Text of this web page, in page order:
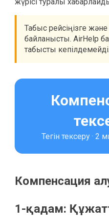
Табыс рейсіңізге
байланысты. AirHelp
табысты кепілдемейді.
Тегін тексеру · 2
Компенсация
1-қадам: